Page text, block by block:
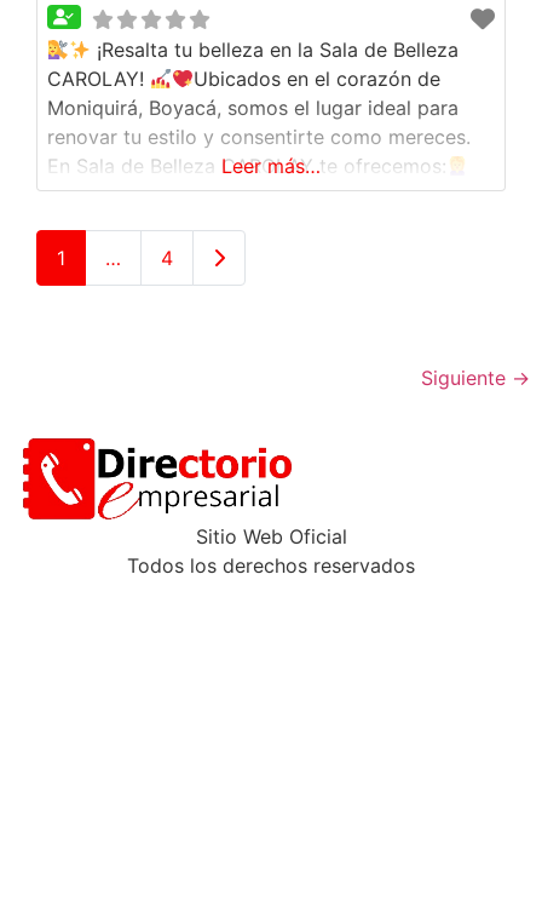
Manicure
¡Resalta tu belleza en la Sala de Belleza
CAROLAY!
Ubicados en el corazón de
Moniquirá, Boyacá, somos el lugar ideal para
renovar tu estilo y consentirte como mereces.
En Sala de Belleza CAROLAY te ofrecemos:
Cortes modernos y personalizados.
Tinturas,
alisados y tratamientos capilares.
pedicura profesional.
luzcas siempre radiante! Déjate atender por
Leer más…
1 … 4 Entradas anteriores
Siguiente →
Sitio Web Oficial
Todos los derechos reservados